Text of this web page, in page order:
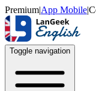
Premium|App Mobile|
Toggle navigation